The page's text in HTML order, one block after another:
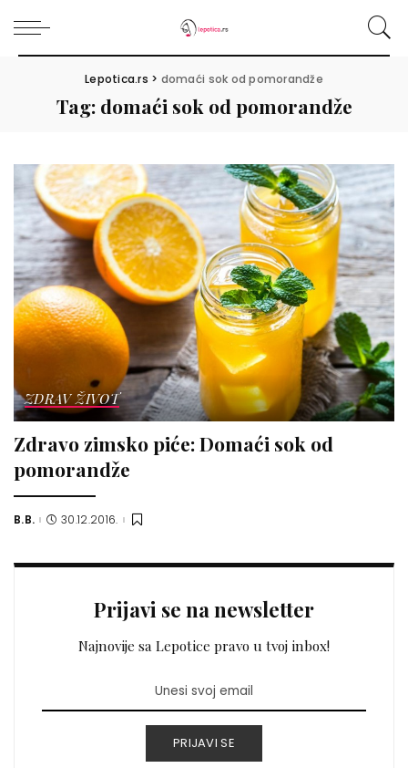
Lepotica.rs > domaći sok od pomorandže
Tag: domaći sok od pomorandže
ZDRAV ŽIVOT
Zdravo zimsko piće: Domaći sok od
pomorandže
Posted
B.B. 30.12.2016.
Prijavi se na newsletter
Najnovije sa Lepotice pravo u tvoj inbox!
PRIJAVI SE